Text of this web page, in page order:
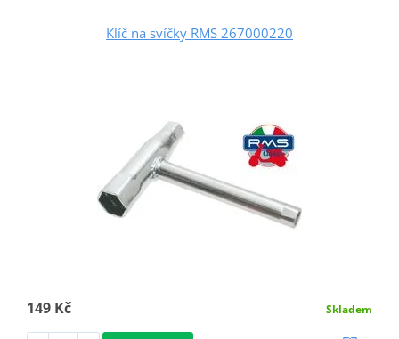
Klíč na svíčky RMS 267000220
149 Kč Skladem